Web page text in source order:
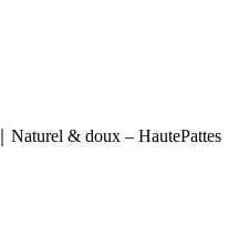
Naturel & doux – HautePattes